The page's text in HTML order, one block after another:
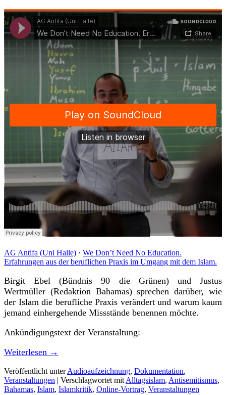
AG Antifa (Uni Halle) · We Don’t Need No Education.
Erfahrungen aus der beruflichen Praxis im Umgang mit dem Islam.
Birgit Ebel (Bündnis 90 die Grünen) und Justus
Wertmüller (Redaktion Bahamas) sprechen darüber, wie
der Islam die berufliche Praxis verändert und warum kaum
jemand einhergehende Missstände benennen möchte.
Ankündigungstext der Veranstaltung:
Weiterlesen →
Veröffentlicht unter Audioaufzeichnung, Dokumentation,
Veranstaltungen | Verschlagwortet mit Alltagsislam, Antisemitismus,
Bahamas, Islam, Islamkritik, Online-Vortrag, Veranstaltungen